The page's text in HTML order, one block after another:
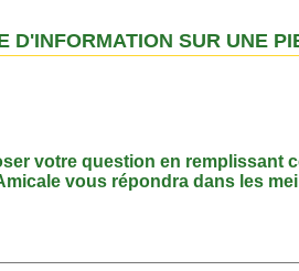
D'INFORMATION SUR UNE
votre question en remplissant
vous répondra dans les